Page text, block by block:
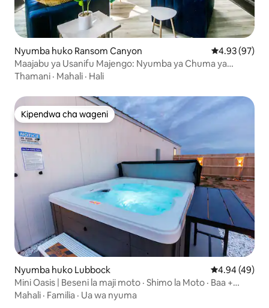
Nyumba huko Ransom Canyon Ukadiriaji wa
4.93 (97)
Maajabu ya Usanifu Majengo: Nyumba ya Chuma ya
Robert Bruno
Thamani · Mahali · Hali
Kipendwa cha wageni
Kipendwa cha wageni
Nyumba huko Lubbock Ukadiriaji wa
4.94 (49)
Mini Oasis | Beseni la maji moto · Shimo la Moto · Baa +
ukumbi
Mahali · Familia · Ua wa nyuma